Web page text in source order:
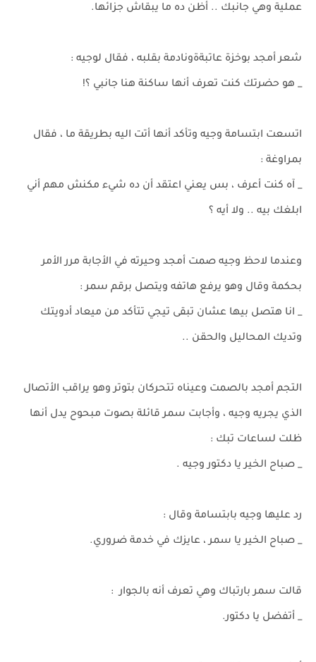
عملية وهي جانبك .. أظن ده ما يبقاش جزائها.
شعر أمجد بوخزة عاتبةةونادمة بقلبه ، فقال لوجيه :
_ هو حضرتك كنت تعرف أنها ساكنة هنا جانبي ؟!
اتسعت ابتسامة وجيه وتأكد أنها أتت اليه بطريقة ما ، فقال
بمراوغة :
_ آه كنت أعرف ، بس يعني اعتقد أن ده شيء مكنش مهم أني
ابلغك بيه .. ولا أيه ؟
وعندما لاحظ وجيه صمت أمجد وحيرته في الأجابة مرر الأمر
بحكمة وقال وهو يرفع هاتفه ويتصل برقم سمر :
_ انا هتصل بيها عشان تبقى تيجي تتأكد من ميعاد أدويتك
وتديك المحاليل والحقن ..
التجم أمجد بالصمت وعيناه تتحركان بتوتر وهو يراقب الأتصال
الذي يجريه وجيه ، وأجابت سمر قائلة بصوت مبحوح يدل أنها
ظلت لساعات تبك :
_ صباح الخير يا دكتور وجيه .
رد عليها وجيه بابتسامة وقال :
_ صباح الخير يا سمر ، عايزك في خدمة ضروري.
قالت سمر بارتباك وهي تعرف أنه بالجوار :
_ أتفضل يا دكتور.